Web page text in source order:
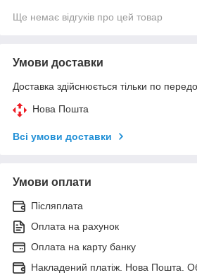
Ще немає відгуків про цей товар
Умови доставки
Доставка здійснюється тільки по
Нова Пошта
Всі умови доставки
Умови оплати
Післяплата
Оплата на рахунок
Оплата на карту банку
Накладений платіж. Нова Пошта.